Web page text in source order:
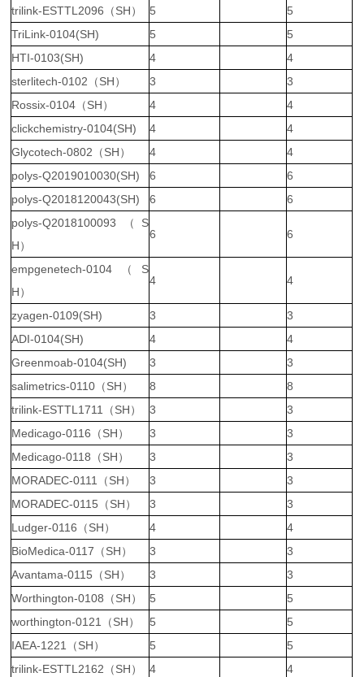
trilink-ESTTL2096（SH）
5
5
TriLink-0104(SH)
5
5
HTI-0103(SH)
4
4
sterlitech-0102（SH）
3
3
Rossix-0104（SH）
4
4
clickchemistry-0104(SH)
4
4
Glycotech-0802（SH）
4
4
polys-Q2019010030(SH)
6
6
polys-Q2018120043(SH)
6
6
polys-Q2018100093（S
H）
6 6
empgenetech-0104（S
H）
4 4
zyagen-0109(SH) 3
3
ADI-0104(SH)
4
4
Greenmoab-0104(SH)
3
3
salimetrics-0110（SH）
8
8
trilink-ESTTL1711（SH）
3
3
Medicago-0116（SH）
3
3
Medicago-0118（SH）
3
3
MORADEC-0111（SH）
3
3
MORADEC-0115（SH）
3
3
Ludger-0116（SH）
4
4
BioMedica-0117（SH）
3
3
Avantama-0115（SH）
3
3
Worthington-0108（SH）
5
5
worthington-0121（SH）
5
5
IAEA-1221（SH）
5
5
trilink-ESTTL2162（SH）
4
4